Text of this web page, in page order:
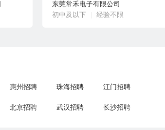
东莞常禾电子有限公司
初中及以下
经验不限
惠州招聘 珠海招聘 江门招聘
北京招聘 武汉招聘 长沙招聘